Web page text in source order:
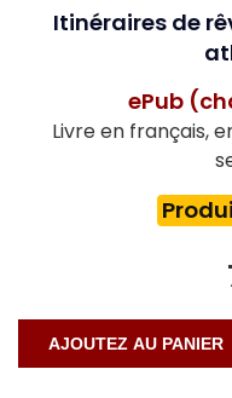
Itinéraires de
ePub
Livre en français,